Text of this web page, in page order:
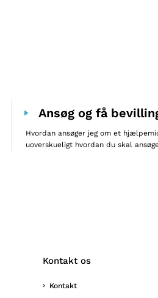
Ansøg og få
Hvordan ansøger jeg om et
uoverskueligt hvordan du skal
Kontakt os
Kontakt